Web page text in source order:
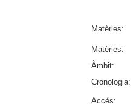
Matèries:
Matèries:
Àmbit:
Cronologia:
Accés: